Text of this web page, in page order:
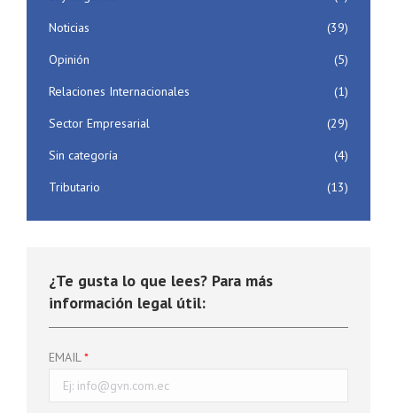
Noticias
(39)
Opinión
(5)
Relaciones Internacionales
(1)
Sector Empresarial
(29)
Sin categoría
(4)
Tributario
(13)
¿Te gusta lo que lees? Para más
información legal útil:
EMAIL